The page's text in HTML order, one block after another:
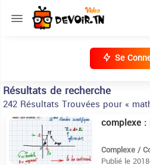
Se
Résultats de recherche
242 Résultats Trouvées pour «
complexe :
Complexe /
Publié le